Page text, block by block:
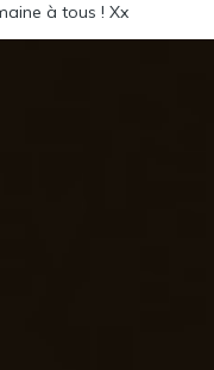
à tous ! Xx